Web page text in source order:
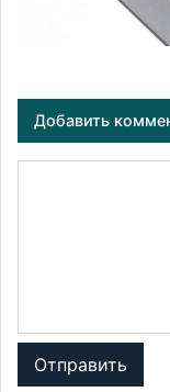
Добавить
Отправить